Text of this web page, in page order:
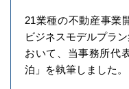
21業種の不動産事業
ビジネスモデルプラ
おいて、当事務所代
泊」を執筆しました。